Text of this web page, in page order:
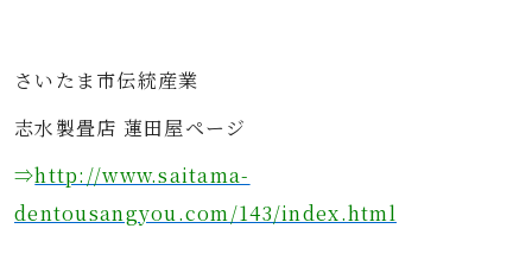
さいたま市伝統産業
志水製畳店 蓮田屋ページ
⇒http://www.saitama-
dentousangyou.com/143/index.html